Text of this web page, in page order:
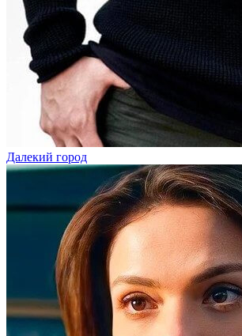
Далекий город